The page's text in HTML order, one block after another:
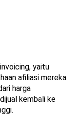
yaitu
afiliasi mereka
harga
kembali ke